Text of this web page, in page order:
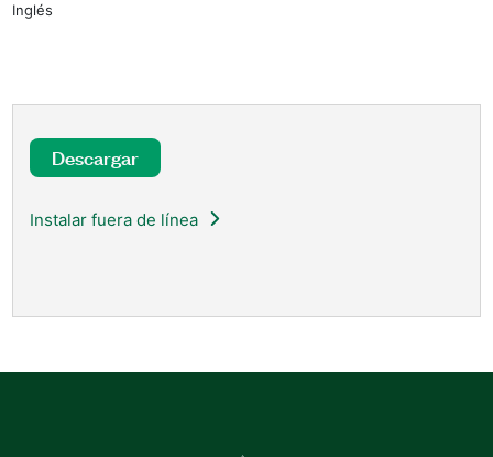
Inglés
Descargar
Instalar fuera de línea